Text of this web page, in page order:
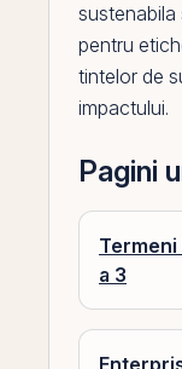
sustenabila
pentru
tintelor de
impactului.
Pagini
a 3